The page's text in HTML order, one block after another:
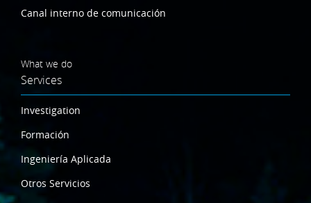
Canal interno de comunicación
What we do
Services
Investigation
Formación
Ingeniería Aplicada
Otros Servicios